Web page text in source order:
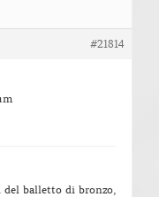
#21814
balletto di bronzo,